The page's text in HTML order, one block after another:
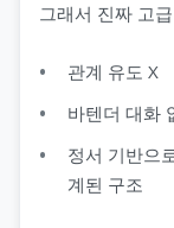
그래서 진짜 고
관계 유도 X
바텐더 대화
정서 기반으
계된 구조